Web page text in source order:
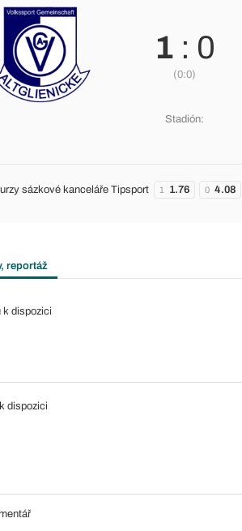
1 : 0
(0:0)
Stadión:
sázkové kanceláře Tipsport 1 1.76 0 4.08
reportáž
k dispozici
dispozici